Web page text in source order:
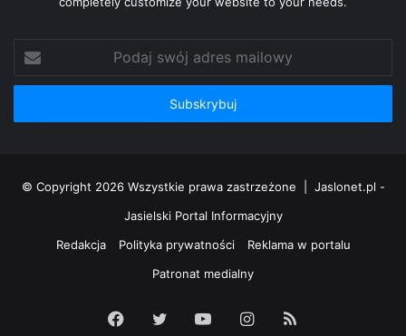
Podaj
swój
adres
© Copyright 2026 Wszystkie prawa zastrzeżone | Jaslonet.pl -
Jasielski Portal Informacyjny
Redakcja
Polityka prywatności
Reklama w portalu
Patronat medialny
Facebook
Twitter YouTubeInstagram